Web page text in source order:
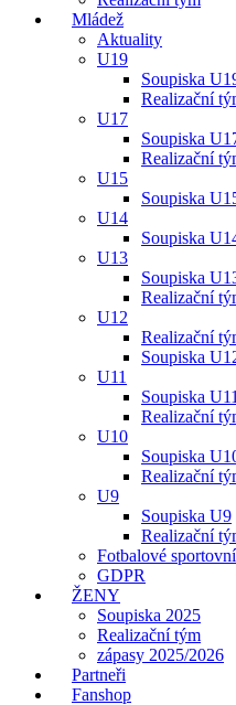
Mládež
Aktuality
U19
Soupiska
Realizační
U17
Soupiska
Realizační
U15
Soupiska
U14
Soupiska
U13
Soupiska
Realizační
U12
Realizační
Soupiska
U11
Soupiska U11
Realizační
U10
Soupiska
Realizační
U9
Soupiska U9
Realizační
Fotbalové
GDPR
ŽENY
Soupiska 2025
Realizační tým
zápasy 2025/2026
Partneři
Fanshop